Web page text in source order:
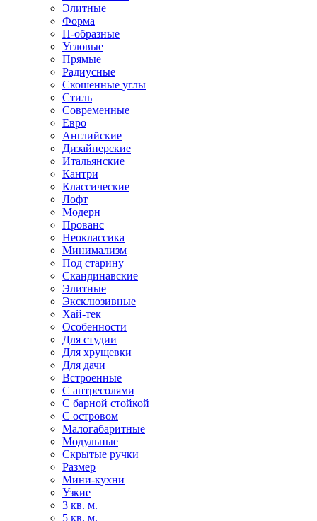
Элитные
Форма
П-образные
Угловые
Прямые
Радиусные
Скошенные углы
Стиль
Современные
Евро
Английские
Дизайнерские
Итальянские
Кантри
Классические
Лофт
Модерн
Прованс
Неоклассика
Минимализм
Под старину
Скандинавские
Элитные
Эксклюзивные
Хай-тек
Особенности
Для студии
Для хрущевки
Для дачи
Встроенные
С антресолями
С барной стойкой
С островом
Малогабаритные
Модульные
Скрытые ручки
Размер
Мини-кухни
Узкие
3 кв. м.
5 кв. м.